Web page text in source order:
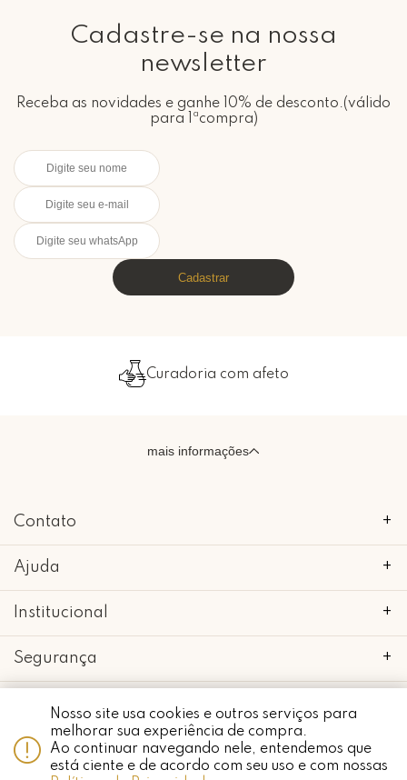
Nosso site usa cookies e outros serviços para
melhorar sua experiência de compra.
Ao continuar navegando nele, entendemos que
está ciente e de acordo com seu uso e com nossas
Cadastre-se na nossa
newsletter
Receba as novidades e ganhe 10% de desconto.(válido
para 1ªcompra)
Cadastrar
Curadoria com afeto
Whatsapp
mais informações
Contato +
Ajuda +
Institucional +
Segurança +
copyright 2018 - 2022 • mimo galeria • 52.898.662/0001-24 • todos os
direitos reservados.